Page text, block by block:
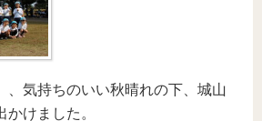
、気持ちのいい秋晴れの下、城山
けました。